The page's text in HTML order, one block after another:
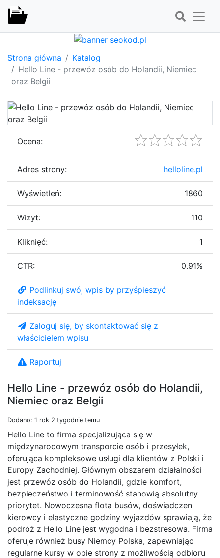
Strona główna
Katalog
Hello Line - przewóz osób do Holandii, Niemiec
oraz Belgii
Hello Line - przewóz osób do Holandii,
Niemiec oraz Belgii
Dodano: 1 rok 2 tygodnie temu
Hello Line to firma specjalizująca się w
międzynarodowym transporcie osób i przesyłek,
oferująca kompleksowe usługi dla klientów z Polski i
Europy Zachodniej. Głównym obszarem działalności
jest przewóz osób do Holandii, gdzie komfort,
bezpieczeństwo i terminowość stanowią absolutny
priorytet. Nowoczesna flota busów, doświadczeni
kierowcy i elastyczne godziny wyjazdów sprawiają, że
podróż z Hello Line jest wygodna i bezstresowa. Firma
oferuje również busy Niemcy Polska, zapewniając
regularne kursy w obie strony z możliwością odbioru
Ocena:
Adres strony: helloline.pl
Wyświetleń: 1860
Wizyt: 110
Kliknięć: 1
CTR: 0.91%
Podlinkuj swój wpis by przyśpieszyć
indeksację
Zaloguj się, by skontaktować się z
właścicielem wpisu
Raportuj